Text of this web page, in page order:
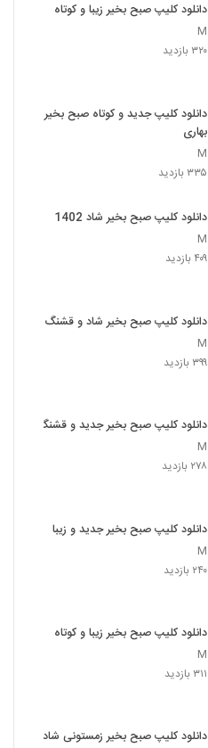
دانلود کلیپ صبح بخیر زیبا و کوتاه
M
۳۲۰ بازدید
دانلود کلیپ جدید و کوتاه صبح بخیر
بهاری
M
۳۳۵ بازدید
دانلود کلیپ صبح بخیر شاد 1402
M
۴۰۹ بازدید
دانلود کلیپ صبح بخیر شاد و قشنگ
M
۳۹۹ بازدید
دانلود کلیپ صبح بخیر جدید و قشنگ
M
۲۷۸ بازدید
دانلود کلیپ صبح بخیر جدید و زیبا
M
۲۴۰ بازدید
دانلود کلیپ صبح بخیر زیبا و کوتاه
M
۳۱۱ بازدید
دانلود کلیپ صبح بخیر زمستونی شاد